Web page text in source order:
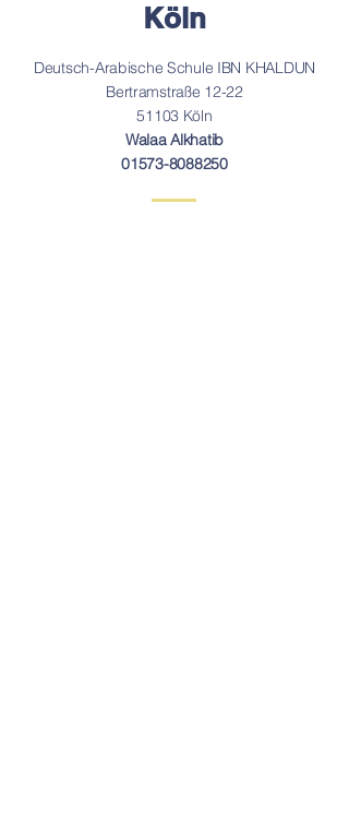
Köln
Deutsch-Arabische Schule IBN KHALDUN
Bertramstraße 12-22
51103 Köln
Walaa Alkhatib
01573-8088250